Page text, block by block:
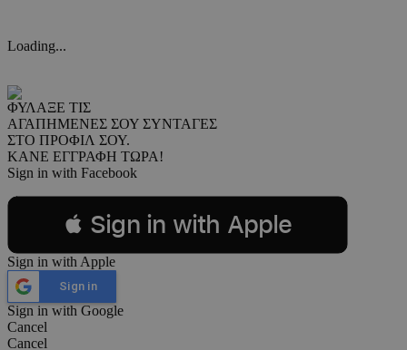
Loading...
ΦΥΛΑΞΕ ΤΙΣ
ΑΓΑΠΗΜΕΝΕΣ ΣΟΥ ΣΥΝΤΑΓΕΣ
ΣΤΟ ΠΡΟΦΙΛ ΣΟΥ.
ΚΑΝΕ ΕΓΓΡΑΦΗ ΤΩΡΑ!
Sign in with Facebook
 Sign in with Apple
Sign in with Apple
Sign in
Sign in with Google
Cancel
Cancel